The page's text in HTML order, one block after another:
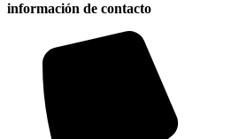
información de contacto